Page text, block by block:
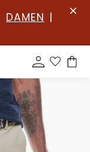
DAMEN |